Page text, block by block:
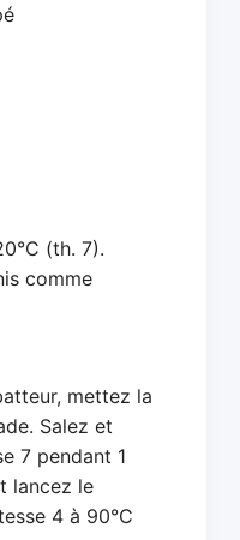
(th. 7).
comme
mettez la
Salez et
7 pendant 1
lancez le
4 à 90°C